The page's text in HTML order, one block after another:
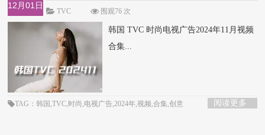
12月01日
TVC 围观76 次
韩国 TVC 时尚电视广告2024年11月视频
合集...
阅读更多
TAG：韩国,TVC,时尚,电视广告,2024年,视频,合集,创意